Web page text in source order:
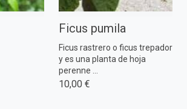
Ficus pumila
Ficus rastrero o ficus trepador
y es una planta de hoja
perenne ...
10,00 €